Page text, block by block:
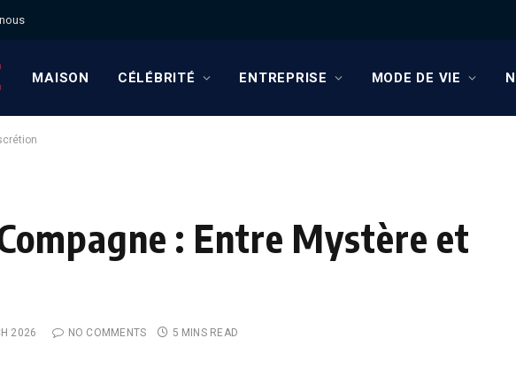
MAISON CÉLÉBRITÉ ENTREPRISE MODE DE VIE
: Entre Mystère et
2026 NO COMMENTS 5 MINS READ